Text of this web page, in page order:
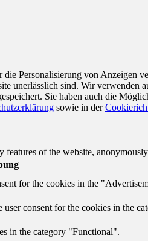
Personalisierung von Anzeigen
unerlässlich sind. Wir verwenden
Sie haben auch die
sowie in der
features of the website,
for the cookies in the
consent for the cookies in the
in the category "Functional".